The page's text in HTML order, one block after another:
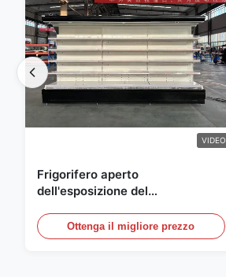
VIDEO
Frigorifero aperto
dell'esposizione del
bevande con illuminazione del
LED
Ottenga il migliore prezzo